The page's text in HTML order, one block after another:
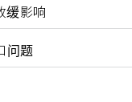
缓影响
问题